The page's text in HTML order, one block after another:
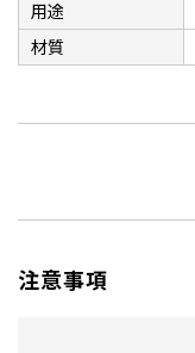
用途
材質
注意事項